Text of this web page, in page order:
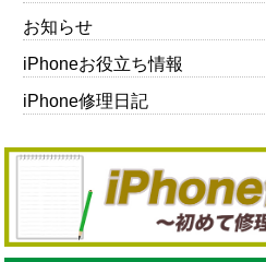
お知らせ
iPhoneお役立ち情報
iPhone修理日記